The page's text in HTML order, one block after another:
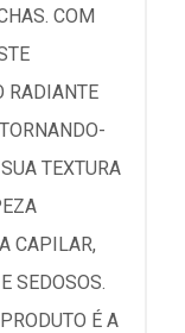
COM
RADIANTE
TEXTURA
CAPILAR,
SEDOSOS.
É A